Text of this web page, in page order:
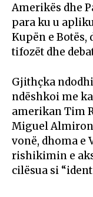
Amerikës dhe
para ku u
Kupën e
tifozët dhe
Gjithçka
ndëshkoi me
amerikan Tim
Miguel
vonë, dhoma e
rishikimin e
cilësua si